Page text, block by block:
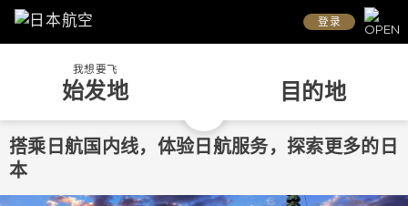
登录
我想要飞
始发地 目的地
搭乘日航国内线，体验日航服务，探索更多的日
本